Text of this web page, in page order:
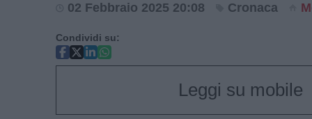
02 Febbraio 2025 20:08 Cronaca
Condividi su:
Leggi su mobile